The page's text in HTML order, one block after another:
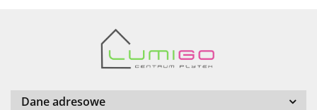
Barwolf
Dane adresowe